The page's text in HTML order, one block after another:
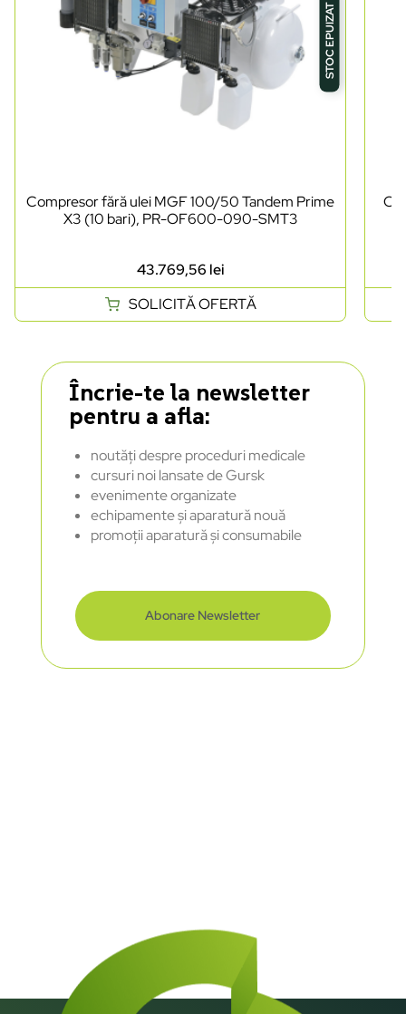
STOC EPUIZAT
Compresor fără ulei MGF 100/50 Tandem Prime
X3 (10 bari), PR-OF600-090-SMT3
43.769,56 lei
SOLICITĂ OFERTĂ
Încrie-te la newsletter
pentru a afla:
noutăți despre proceduri medicale
cursuri noi lansate de Gursk
evenimente organizate
echipamente și aparatură nouă
promoții aparatură și consumabile
Abonare Newsletter